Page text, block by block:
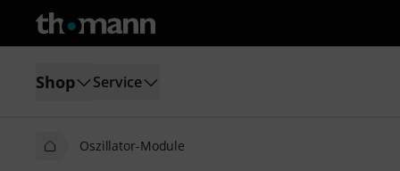
Shop Service
Oszillator-Module